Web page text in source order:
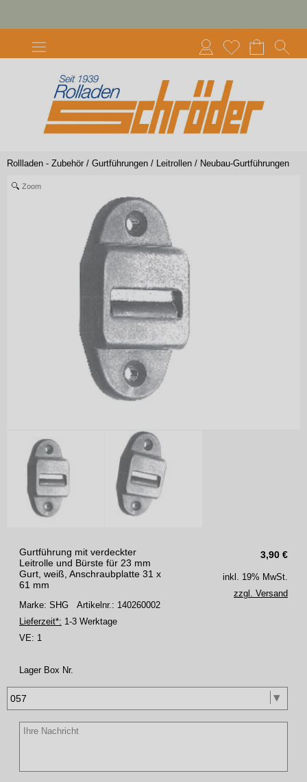
Rollladen - Zubehör / Gurtführungen / Leitrollen / Neubau-Gurtführungen
Zoom
3,90 €
Gurtführung mit verdeckter
Leitrolle und Bürste für 23 mm
Gurt, weiß, Anschraubplatte 31 x
61 mm
Marke: SHG Artikelnr.: 140260002
Lieferzeit*: 1-3 Werktage
VE: 1
inkl. 19% MwSt.
zzgl. Versand
Lager Box Nr.